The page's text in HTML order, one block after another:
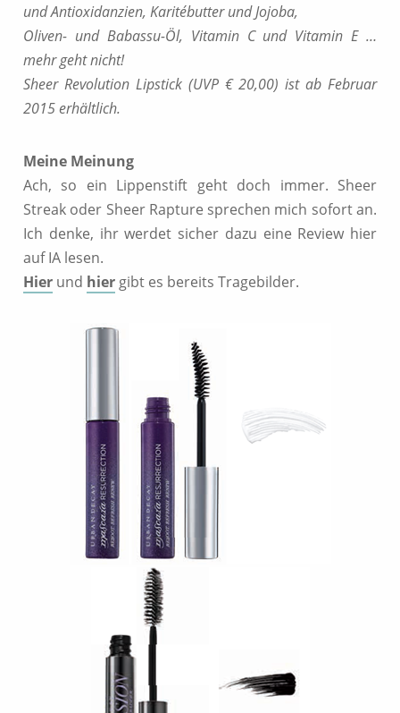
und Antioxidanzien, Karitébutter und Jojoba,
Oliven- und Babassu-Öl, Vitamin C und Vitamin E …
mehr geht nicht!
Sheer Revolution Lipstick (UVP € 20,00) ist ab Februar
2015 erhältlich.
Meine Meinung
Ach, so ein Lippenstift geht doch immer. Sheer
Streak oder Sheer Rapture sprechen mich sofort an.
Ich denke, ihr werdet sicher dazu eine Review hier
auf IA lesen.
Hier und hiergibt es bereits Tragebilder.